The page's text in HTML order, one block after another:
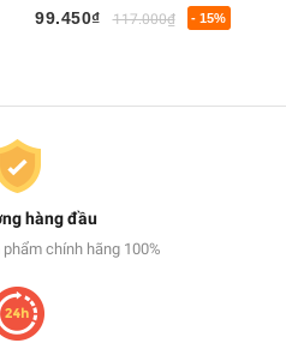
Điện Tử Có Lõi Flux
99.450₫ 117.000₫ - 15%
hàng đầu
chính hãng 100%